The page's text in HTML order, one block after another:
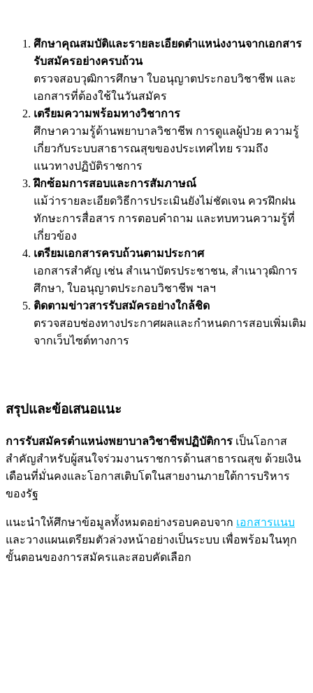
ศึกษาคุณสมบัติและรายละเอียดตำแหน่งงานจากเอกสาร
รับสมัครอย่างครบถ้วน
ตรวจสอบวุฒิการศึกษา ใบอนุญาตประกอบวิชาชีพ และ
เอกสารที่ต้องใช้ในวันสมัคร
เตรียมความพร้อมทางวิชาการ
ศึกษาความรู้ด้านพยาบาลวิชาชีพ การดูแลผู้ป่วย ความรู้
เกี่ยวกับระบบสาธารณสุขของประเทศไทย รวมถึง
แนวทางปฏิบัติราชการ
ฝึกซ้อมการสอบและการสัมภาษณ์
แม้ว่ารายละเอียดวิธีการประเมินยังไม่ชัดเจน ควรฝึกฝน
ทักษะการสื่อสาร การตอบคำถาม และทบทวนความรู้ที่
เกี่ยวข้อง
เตรียมเอกสารครบถ้วนตามประกาศ
เอกสารสำคัญ เช่น สำเนาบัตรประชาชน, สำเนาวุฒิการ
ศึกษา, ใบอนุญาตประกอบวิชาชีพ ฯลฯ
ติดตามข่าวสารรับสมัครอย่างใกล้ชิด
ตรวจสอบช่องทางประกาศผลและกำหนดการสอบเพิ่มเติม
จากเว็บไซต์ทางการ
สรุปและข้อเสนอแนะ
การรับสมัครตำแหน่งพยาบาลวิชาชีพปฏิบัติการ เป็นโอกาส
สำคัญสำหรับผู้สนใจร่วมงานราชการด้านสาธารณสุข ด้วยเงิน
เดือนที่มั่นคงและโอกาสเติบโตในสายงานภายใต้การบริหาร
ของรัฐ
แนะนำให้ศึกษาข้อมูลทั้งหมดอย่างรอบคอบจาก เอกสารแนบ
และวางแผนเตรียมตัวล่วงหน้าอย่างเป็นระบบ เพื่อพร้อมในทุก
ขั้นตอนของการสมัครและสอบคัดเลือก